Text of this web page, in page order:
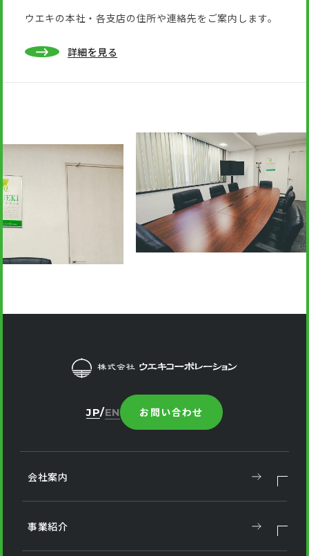
ウエキの本社・各支店の住所や連絡先をご案内します。
詳細を見る
JP EN お問い合わせ
会社案内
事業紹介